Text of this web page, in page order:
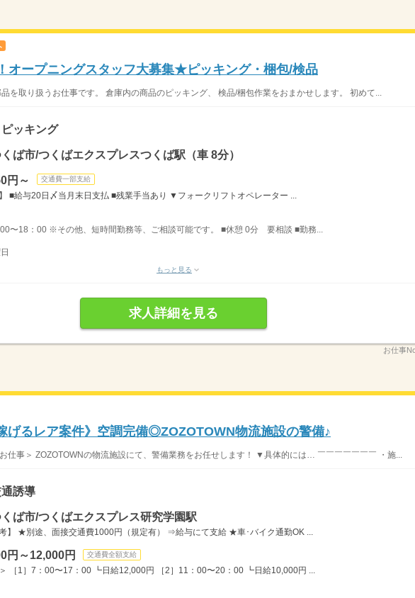
オープニングスタッフ大募集★ピッキング・梱包/検品
を取り扱うお仕事です。 倉庫内の商品のピッキング、 検品/梱包作業をおまかせします。 初めて...
ッキング
ば市/つくばエクスプレスつくば駅（車 8分）
円～ 交通費一部支給
】 ■給与20日〆当月末日支払 ■残業手当あり ▼フォークリフトオペレーター ...
〜18：00 ※その他、短時間勤務等、ご相談可能です。 ■休憩 0分 要相談 ■勤務...
もっと見る
求人詳細を見る
お仕事
げるレア案件》空調完備◎ZOZOTOWN物流施設の警備♪
仕事＞ ZOZOTOWNの物流施設にて、警備業務をお任せします！ ▼具体的には… ￣￣￣￣￣￣￣ ・施...
誘導
ば市/つくばエクスプレス研究学園駅
考】 ★別途、面接交通費1000円（規定有） ⇒給与にて支給 ★車･バイク通勤OK ...
円～12,000円 交通費全額支給
［1］7：00〜17：00 ┗日給12,000円 ［2］11：00〜20：00 ┗日給10,000円 ...